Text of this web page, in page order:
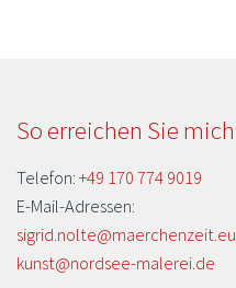
So erreichen Sie mich
Telefon: +49 170 774 9019
E-Mail-Adressen:
sigrid.nolte@maerchenzeit.eu
kunst@nordsee-malerei.de